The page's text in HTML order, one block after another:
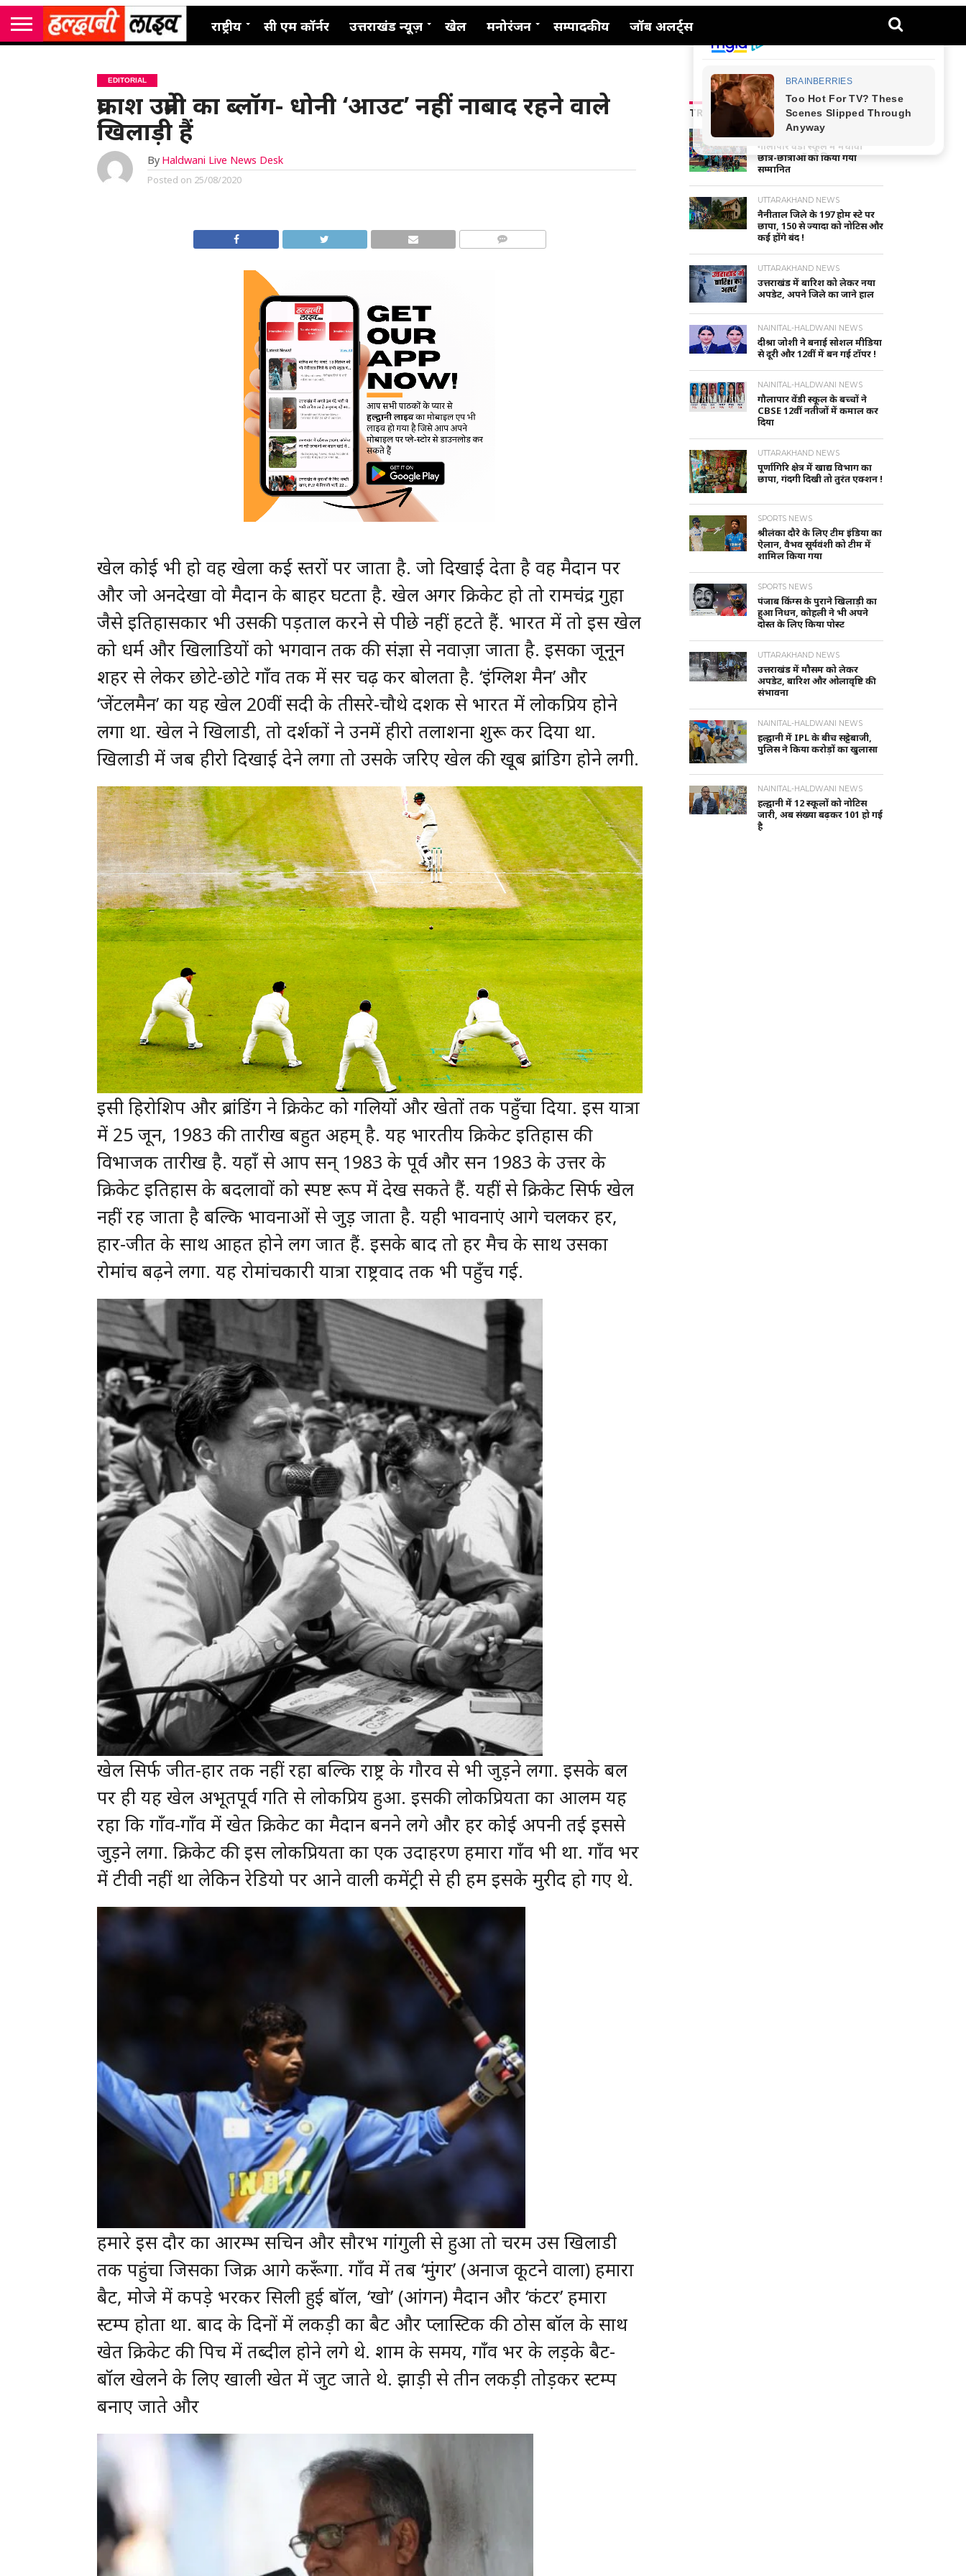
राष्ट्रीय सी एम कॉर्नर उत्तराखंड न्यूज़ खेल मनोरंजन सम्पादकीय जॉब अलर्ट्स
EDITORIAL
प्रकाश उप्रेती का ब्लॉग- धोनी ‘आउट’ नहीं नाबाद रहने वाले
खिलाड़ी हैं
By Haldwani Live News Desk
Posted on 25/08/2020
खेल कोई भी हो वह खेला कई स्तरों पर जाता है. जो दिखाई देता है वह मैदान पर
और जो अनदेखा वो मैदान के बाहर घटता है. खेल अगर क्रिकेट हो तो रामचंद्र गुहा
जैसे इतिहासकार भी उसकी पड़ताल करने से पीछे नहीं हटते हैं. भारत में तो इस खेल
को धर्म और खिलाडियों को भगवान तक की संज्ञा से नवाज़ा जाता है. इसका जूनून
शहर से लेकर छोटे-छोटे गाँव तक में सर चढ़ कर बोलता है. ‘इंग्लिश मैन’ और
‘जेंटलमैन’ का यह खेल 20वीं सदी के तीसरे-चौथे दशक से भारत में लोकप्रिय होने
लगा था. खेल ने खिलाडी, तो दर्शकों ने उनमें हीरो तलाशना शुरू कर दिया था.
खिलाडी में जब हीरो दिखाई देने लगा तो उसके जरिए खेल की खूब ब्रांडिग होने लगी.
इसी हिरोशिप और ब्रांडिंग ने क्रिकेट को गलियों और खेतों तक पहुँचा दिया. इस यात्रा
में 25 जून, 1983 की तारीख बहुत अहम् है. यह भारतीय क्रिकेट इतिहास की
विभाजक तारीख है. यहाँ से आप सन् 1983 के पूर्व और सन 1983 के उत्तर के
क्रिकेट इतिहास के बदलावों को स्पष्ट रूप में देख सकते हैं. यहीं से क्रिकेट सिर्फ खेल
नहीं रह जाता है बल्कि भावनाओं से जुड़ जाता है. यही भावनाएं आगे चलकर हर,
हार-जीत के साथ आहत होने लग जात हैं. इसके बाद तो हर मैच के साथ उसका
रोमांच बढ़ने लगा. यह रोमांचकारी यात्रा राष्ट्रवाद तक भी पहुँच गई.
खेल सिर्फ जीत-हार तक नहीं रहा बल्कि राष्ट्र के गौरव से भी जुड़ने लगा. इसके बल
पर ही यह खेल अभूतपूर्व गति से लोकप्रिय हुआ. इसकी लोकप्रियता का आलम यह
रहा कि गाँव-गाँव में खेत क्रिकेट का मैदान बनने लगे और हर कोई अपनी तई इससे
जुड़ने लगा. क्रिकेट की इस लोकप्रियता का एक उदाहरण हमारा गाँव भी था. गाँव भर
में टीवी नहीं था लेकिन रेडियो पर आने वाली कमेंट्री से ही हम इसके मुरीद हो गए थे.
हमारे इस दौर का आरम्भ सचिन और सौरभ गांगुली से हुआ तो चरम उस खिलाडी
तक पहुंचा जिसका जिक्र आगे करूँगा. गाँव में तब ‘मुंगर’ (अनाज कूटने वाला) हमारा
बैट, मोजे में कपड़े भरकर सिली हुई बॉल, ‘खो’ (आंगन) मैदान और ‘कंटर’ हमारा
स्टम्प होता था. बाद के दिनों में लकड़ी का बैट और प्लास्टिक की ठोस बॉल के साथ
खेत क्रिकेट की पिच में तब्दील होने लगे थे. शाम के समय, गाँव भर के लड़के बैट-
बॉल खेलने के लिए खाली खेत में जुट जाते थे. झाड़ी से तीन लकड़ी तोड़कर स्टम्प
बनाए जाते और
TRENDING NEWS
NAINITAL-HALDWANI NEWS
गौलापार वैंडी स्कूल में मेधावी
छात्र-छात्राओं को किया गया
सम्मानित
UTTARAKHAND NEWS
नैनीताल जिले के 197 होम स्टे पर
छापा, 150 से ज्यादा को नोटिस और
कई होंगे बंद !
UTTARAKHAND NEWS
उत्तराखंड में बारिश को लेकर नया
अपडेट, अपने जिले का जाने हाल
NAINITAL-HALDWANI NEWS
दीश्रा जोशी ने बनाई सोशल मीडिया
से दूरी और 12वीं में बन गई टॉपर !
NAINITAL-HALDWANI NEWS
गौलापार वेंडी स्कूल के बच्चों ने
CBSE 12वीं नतीजों में कमाल कर
दिया
UTTARAKHAND NEWS
पूर्णागिरि क्षेत्र में खाद्य विभाग का
छापा, गंदगी दिखी तो तुरंत एक्शन !
SPORTS NEWS
श्रीलंका दौरे के लिए टीम इंडिया का
ऐलान, वैभव सूर्यवंशी को टीम में
शामिल किया गया
SPORTS NEWS
पंजाब किंग्स के पुराने खिलाड़ी का
हुआ निधन, कोहली ने भी अपने
दोस्त के लिए किया पोस्ट
UTTARAKHAND NEWS
उत्तराखंड में मौसम को लेकर
अपडेट, बारिश और ओलावृष्टि की
संभावना
NAINITAL-HALDWANI NEWS
हल्द्वानी में IPL के बीच सट्टेबाजी,
पुलिस ने किया करोड़ों का खुलासा
NAINITAL-HALDWANI NEWS
हल्द्वानी में 12 स्कूलों को नोटिस
जारी, अब संख्या बढ़कर 101 हो गई
है